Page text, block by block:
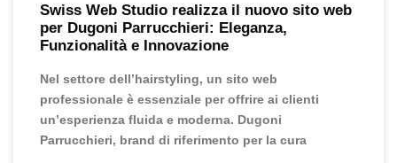
Swiss Web Studio realizza il nuovo sito web
per Dugoni Parrucchieri: Eleganza,
Funzionalità e Innovazione
Nel settore dell’hairstyling, un sito web
professionale è essenziale per offrire ai clienti
un’esperienza fluida e moderna. Dugoni
Parrucchieri, brand di riferimento per la cura